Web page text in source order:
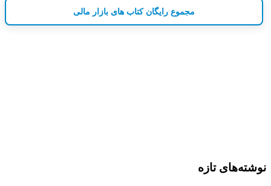
مجموع رایگان کتاب های بازار مالی
نوشته‌های تازه